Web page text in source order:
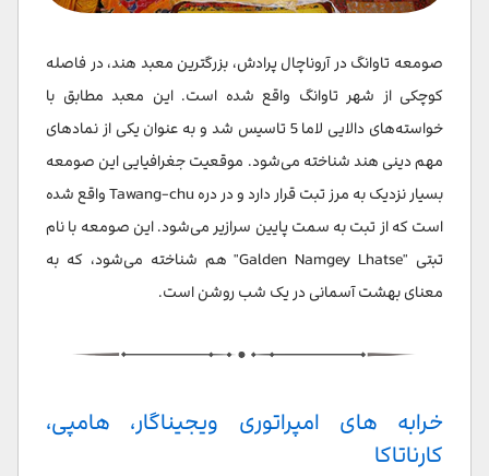
صومعه تاوانگ در آروناچال پرادش، بزرگترین معبد هند، در فاصله
کوچکی از شهر تاوانگ واقع شده است. این معبد مطابق با
خواسته‌های دالایی لاما 5 تاسیس شد و به عنوان یکی از نمادهای
مهم دینی هند شناخته می‌شود. موقعیت جغرافیایی این صومعه
بسیار نزدیک به مرز تبت قرار دارد و در دره Tawang-chu واقع شده
است که از تبت به سمت پایین سرازیر می‌شود. این صومعه با نام
تبتی "Galden Namgey Lhatse" هم شناخته می‌شود، که به
معنای بهشت آسمانی در یک شب روشن است.
خرابه های امپراتوری ویجیناگار، هامپی،
کارناتاکا